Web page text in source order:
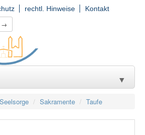
rechtl. Hinweise Kontakt
→
▼
▼
Seelsorge Sakramente Taufe